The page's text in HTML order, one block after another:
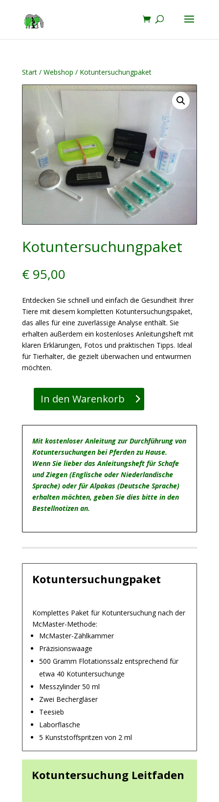
Start/ Webshop / Kotuntersuchungpaket
Kotuntersuchungpaket
€95,00
Entdecken Sie schnell und einfach die Gesundheit Ihrer
Tiere mit diesem kompletten Kotuntersuchungspaket,
das alles für eine zuverlässige Analyse enthält. Sie
erhalten außerdem ein kostenloses Anleitungsheft mit
klaren Erklärungen, Fotos und praktischen Tipps. Ideal
für Tierhalter, die gezielt überwachen und entwurmen
möchten.
Kotuntersuchungpaket
In den Warenkorb
Mit kostenloser Anleitung zur Durchführung von
Kotuntersuchungen bei Pferden zu Hause.
Wenn Sie lieber das Anleitungsheft für Schafe
und Ziegen (Englische oder Niederlandische
Sprache) oder für Alpakas (Deutsche Sprache)
erhalten möchten, geben Sie dies bitte in den
Bestellnotizen an.
Kotuntersuchungpaket
Komplettes Paket für Kotuntersuchung nach der
McMaster-Methode:
McMaster-Zählkammer
Präzisionswaage
500 Gramm Flotationssalz entsprechend für
etwa 40 Kotuntersuchunge
Messzylinder 50 ml
Zwei Bechergläser
Teesieb
Laborflasche
5 Kunststoffspritzen von 2 ml
Kotuntersuchung Leitfaden